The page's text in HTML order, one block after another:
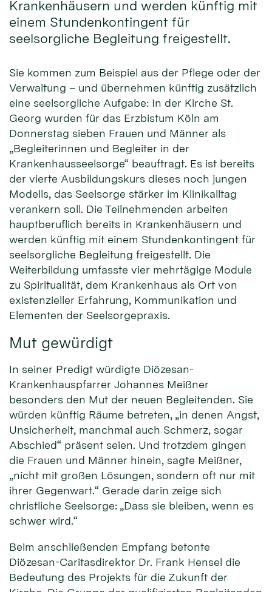
Krankenhäusern und werden künftig mit
einem Stundenkontingent für
seelsorgliche Begleitung freigestellt.
Sie kommen zum Beispiel aus der Pflege oder der
Verwaltung – und übernehmen künftig zusätzlich
eine seelsorgliche Aufgabe: In der Kirche St.
Georg wurden für das Erzbistum Köln am
Donnerstag sieben Frauen und Männer als
„Begleiterinnen und Begleiter in der
Krankenhausseelsorge“ beauftragt. Es ist bereits
der vierte Ausbildungskurs dieses noch jungen
Modells, das Seelsorge stärker im Klinikalltag
verankern soll. Die Teilnehmenden arbeiten
hauptberuflich bereits in Krankenhäusern und
werden künftig mit einem Stundenkontingent für
seelsorgliche Begleitung freigestellt. Die
Weiterbildung umfasste vier mehrtägige Module
zu Spiritualität, dem Krankenhaus als Ort von
existenzieller Erfahrung, Kommunikation und
Elementen der Seelsorgepraxis.
Mut gewürdigt
In seiner Predigt würdigte Diözesan-
Krankenhauspfarrer Johannes Meißner
besonders den Mut der neuen Begleitenden. Sie
würden künftig Räume betreten, „in denen Angst,
Unsicherheit, manchmal auch Schmerz, sogar
Abschied“ präsent seien. Und trotzdem gingen
die Frauen und Männer hinein, sagte Meißner,
„nicht mit großen Lösungen, sondern oft nur mit
ihrer Gegenwart.“ Gerade darin zeige sich
christliche Seelsorge: „Dass sie bleiben, wenn es
schwer wird.“
Beim anschließenden Empfang betonte
Diözesan-Caritasdirektor Dr. Frank Hensel die
Bedeutung des Projekts für die Zukunft der